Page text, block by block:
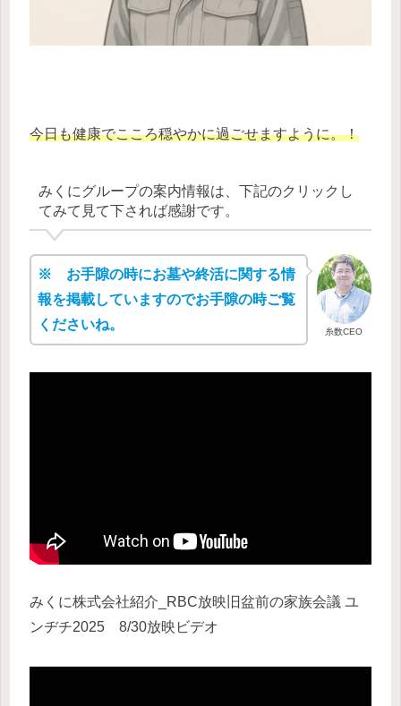
今日も健康でこころ穏やかに過ごせますように。！
みくにグループの案内情報は、下記のクリックし
てみて見て下されば感謝です。
糸数CEO
※ お手隙の時にお墓や終活に関する情
報を掲載していますのでお手隙の時ご覧
くださいね。
みくに株式会社紹介_RBC放映旧盆前の家族会議 ユ
ンヂチ2025 8/30放映ビデオ